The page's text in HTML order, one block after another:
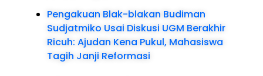
Pengakuan Blak-blakan Budiman
Sudjatmiko Usai Diskusi UGM Berakhir
Ricuh: Ajudan Kena Pukul, Mahasiswa
Tagih Janji Reformasi